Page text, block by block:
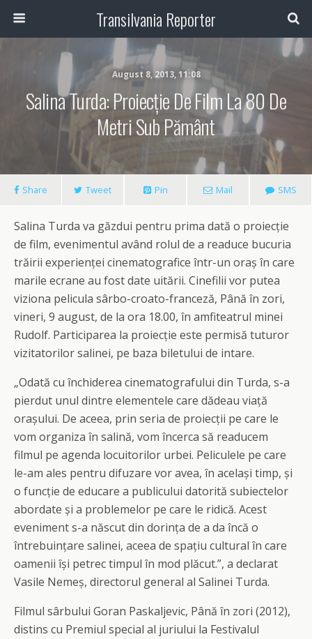
Transilvania Reporter
August 8, 2013, 11:08
Salina Turda: Proiecție De Film La 80 De
Metri Sub Pământ
Share Tweet Pin Mail SMS
Salina Turda va găzdui pentru prima dată o proiecție
de film, evenimentul având rolul de a readuce bucuria
trăirii experienței cinematografice într-un oraș în care
marile ecrane au fost date uitării. Cinefilii vor putea
viziona pelicula sârbo-croato-franceză, Până în zori,
vineri, 9 august, de la ora 18.00, în amfiteatrul minei
Rudolf. Participarea la proiecție este permisă tuturor
vizitatorilor salinei, pe baza biletului de intare.
„Odată cu închiderea cinematografului din Turda, s-a
pierdut unul dintre elementele care dădeau viață
orașului. De aceea, prin seria de proiecții pe care le
vom organiza în salină, vom încerca să readucem
filmul pe agenda locuitorilor urbei. Peliculele pe care
le-am ales pentru difuzare vor avea, în același timp, și
o funcție de educare a publicului datorită subiectelor
abordate și a problemelor pe care le ridică. Acest
eveniment s-a născut din dorința de a da încă o
întrebuințare salinei, aceea de spațiu cultural în care
oamenii își petrec timpul în mod plăcut.”, a declarat
Vasile Nemeș, directorul general al Salinei Turda.
Filmul sârbului Goran Paskaljevic, Până în zori (2012),
distins cu Premiul special al juriului la Festivalul